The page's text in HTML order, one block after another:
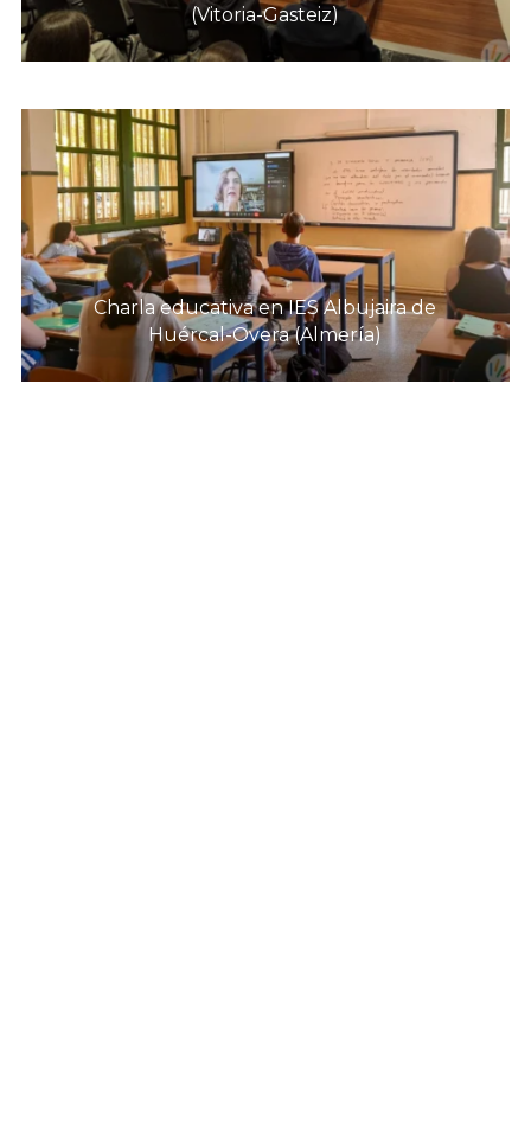
(Vitoria-Gasteiz)
Charla educativa en IES Albujaira de
Huércal-Overa (Almería)